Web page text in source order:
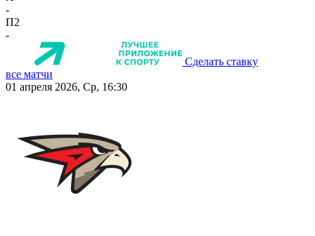
-
П2
-
Сделать ставку
все матчи
01 апреля 2026, Ср, 16:30